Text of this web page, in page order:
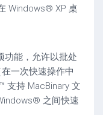
Windows® XP 桌
功能，允许以批处
一次快速操作中
支持 MacBinary 文
之间快速